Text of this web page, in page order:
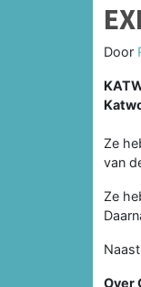
Door
Ze
van
Ze
Over